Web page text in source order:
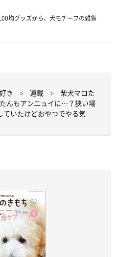
均グッズから、犬モチーフの雑貨
き 連載
柴犬マロた
んもアンニュイに…？狭い場
ていたけどおやつでやる気